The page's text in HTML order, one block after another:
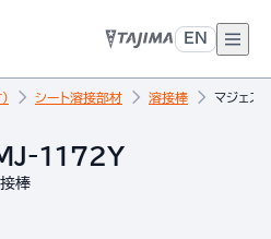
EN
シート溶接部材 溶接棒 マジェ
MJ-1172Y
棒